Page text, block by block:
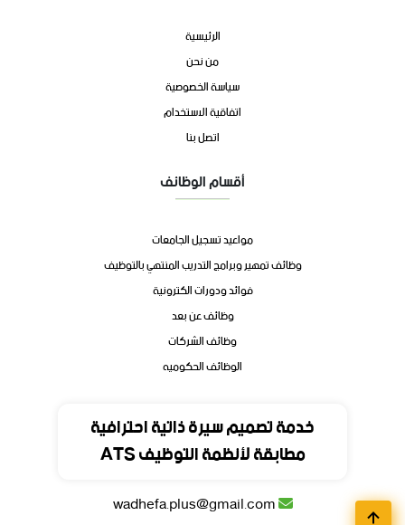
خدمة تصميم سيرة ذاتية احترافية
مطابقة لأنظمة التوظيف ATS
الرئيسية
من نحن
سياسة الخصوصية
اتفاقية الاستخدام
اتصل بنا
أقسام الوظائف
مواعيد تسجيل الجامعات
وظائف تمهير وبرامج التدريب المنتهي بالتوظيف
فوائد ودورات الكترونية
وظائف عن بعد
وظائف الشركات
الوظائف الحكوميه
المملكة العربية السعودية